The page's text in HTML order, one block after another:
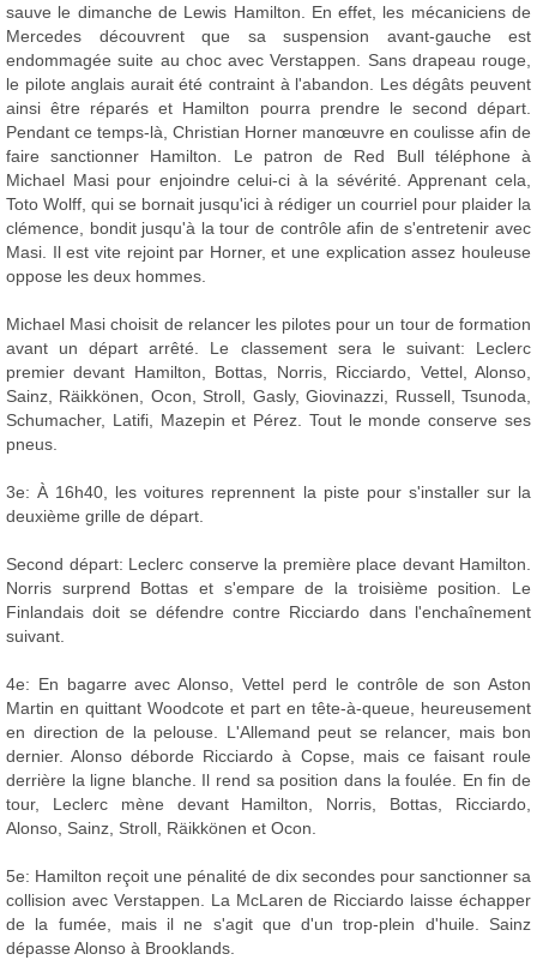
sauve le dimanche de Lewis Hamilton. En effet, les mécaniciens de
Mercedes découvrent que sa suspension avant-gauche est
endommagée suite au choc avec Verstappen. Sans drapeau rouge,
le pilote anglais aurait été contraint à l'abandon. Les dégâts peuvent
ainsi être réparés et Hamilton pourra prendre le second départ.
Pendant ce temps-là, Christian Horner manœuvre en coulisse afin de
faire sanctionner Hamilton. Le patron de Red Bull téléphone à
Michael Masi pour enjoindre celui-ci à la sévérité. Apprenant cela,
Toto Wolff, qui se bornait jusqu'ici à rédiger un courriel pour plaider la
clémence, bondit jusqu'à la tour de contrôle afin de s'entretenir avec
Masi. Il est vite rejoint par Horner, et une explication assez houleuse
oppose les deux hommes.
Michael Masi choisit de relancer les pilotes pour un tour de formation
avant un départ arrêté. Le classement sera le suivant: Leclerc
premier devant Hamilton, Bottas, Norris, Ricciardo, Vettel, Alonso,
Sainz, Räikkönen, Ocon, Stroll, Gasly, Giovinazzi, Russell, Tsunoda,
Schumacher, Latifi, Mazepin et Pérez. Tout le monde conserve ses
pneus.
3e: À 16h40, les voitures reprennent la piste pour s'installer sur la
deuxième grille de départ.
Second départ: Leclerc conserve la première place devant Hamilton.
Norris surprend Bottas et s'empare de la troisième position. Le
Finlandais doit se défendre contre Ricciardo dans l'enchaînement
suivant.
4e: En bagarre avec Alonso, Vettel perd le contrôle de son Aston
Martin en quittant Woodcote et part en tête-à-queue, heureusement
en direction de la pelouse. L'Allemand peut se relancer, mais bon
dernier. Alonso déborde Ricciardo à Copse, mais ce faisant roule
derrière la ligne blanche. Il rend sa position dans la foulée. En fin de
tour, Leclerc mène devant Hamilton, Norris, Bottas, Ricciardo,
Alonso, Sainz, Stroll, Räikkönen et Ocon.
5e: Hamilton reçoit une pénalité de dix secondes pour sanctionner sa
collision avec Verstappen. La McLaren de Ricciardo laisse échapper
de la fumée, mais il ne s'agit que d'un trop-plein d'huile. Sainz
dépasse Alonso à Brooklands.